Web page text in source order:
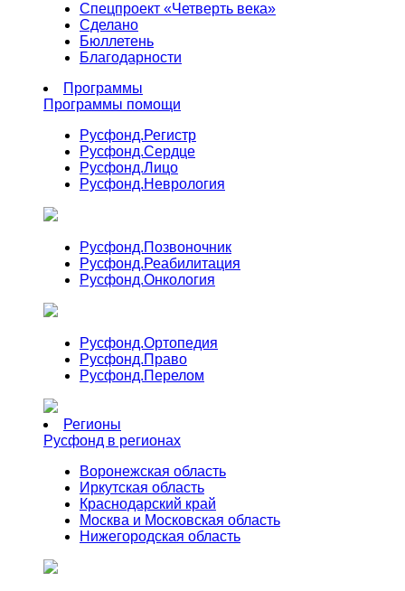
Спецпроект «Четверть века»
Сделано
Бюллетень
Благодарности
Программы
Программы помощи
Русфонд.Регистр
Русфонд.Сердце
Русфонд.Лицо
Русфонд.Неврология
Русфонд.Позвоночник
Русфонд.Реабилитация
Русфонд.Онкология
Русфонд.Ортопедия
Русфонд.Право
Русфонд.Перелом
Регионы
Русфонд в регионах
Воронежская область
Иркутская область
Краснодарский край
Москва и Московская область
Нижегородская область